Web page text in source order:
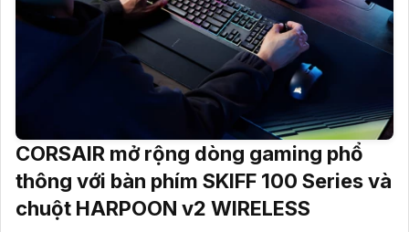
CORSAIR mở rộng dòng gaming phổ
thông với bàn phím SKIFF 100 Series và
chuột HARPOON v2 WIRELESS